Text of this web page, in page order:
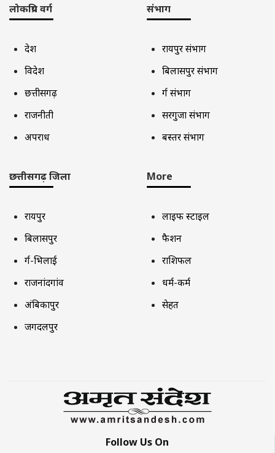
लोकप्रिय वर्ग
देश
विदेश
छत्तीसगढ़
राजनीती
अपराध
संभाग
रायपुर संभाग
बिलासपुर संभाग
दुर्ग संभाग
सरगुजा संभाग
बस्तर संभाग
छत्तीसगढ़ जिला
रायपुर
बिलासपुर
दुर्ग-भिलाई
राजनांदगांव
अंबिकापुर
जगदलपुर
More
लाइफ स्टाइल
फैशन
राशिफल
धर्म-कर्म
सेहत
Follow Us On